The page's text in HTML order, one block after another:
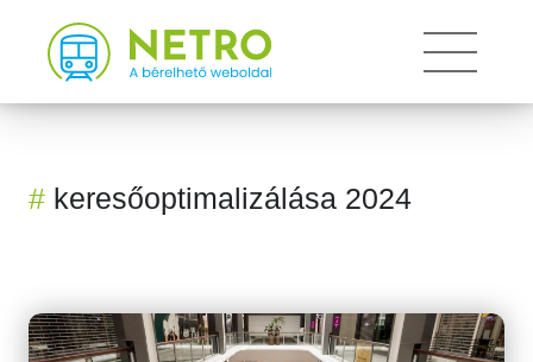
Toggle
# keresőoptimalizálása 2024